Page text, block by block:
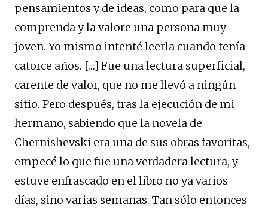
pensamientos y de ideas, como para que la
comprenda y la valore una persona muy
joven. Yo mismo intenté leerla cuando tenía
catorce años. […] Fue una lectura superficial,
carente de valor, que no me llevó a ningún
sitio. Pero después, tras la ejecución de mi
hermano, sabiendo que la novela de
Chernishevski era una de sus obras favoritas,
empecé lo que fue una verdadera lectura, y
estuve enfrascado en el libro no ya varios
días, sino varias semanas. Tan sólo entonces